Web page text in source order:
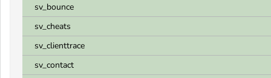
sv_bounce
sv_cheats
sv_clienttrace
sv_contact